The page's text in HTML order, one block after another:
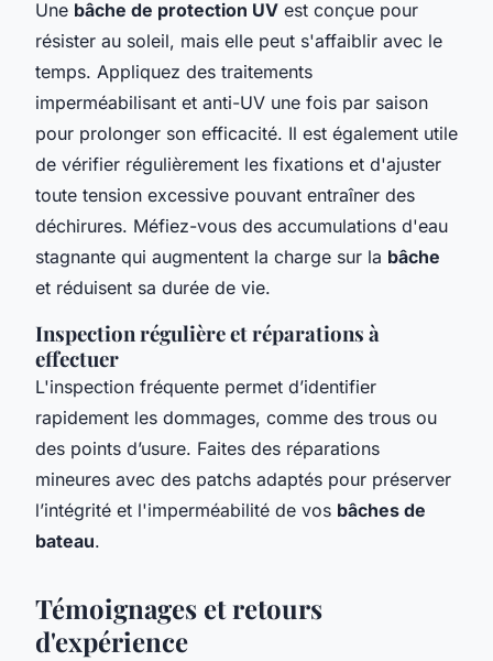
Une bâche de protection UV est conçue pour
résister au soleil, mais elle peut s'affaiblir avec le
temps. Appliquez des traitements
imperméabilisant et anti-UV une fois par saison
pour prolonger son efficacité. Il est également utile
de vérifier régulièrement les fixations et d'ajuster
toute tension excessive pouvant entraîner des
déchirures. Méfiez-vous des accumulations d'eau
stagnante qui augmentent la charge sur la bâche
et réduisent sa durée de vie.
Inspection régulière et réparations à
effectuer
L'inspection fréquente permet d’identifier
rapidement les dommages, comme des trous ou
des points d’usure. Faites des réparations
mineures avec des patchs adaptés pour préserver
l’intégrité et l'imperméabilité de vos bâches de
bateau.
Témoignages et retours
d'expérience